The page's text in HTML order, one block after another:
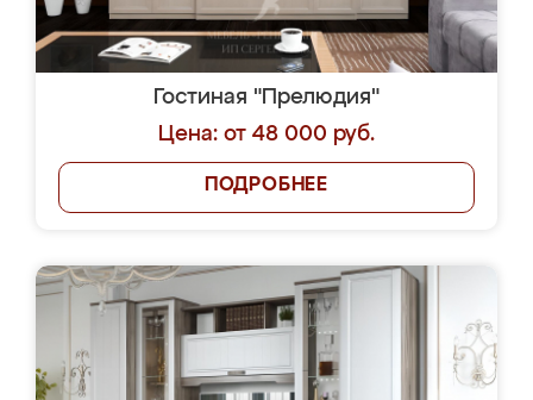
Гостиная "Прелюдия"
Цена: от 48 000 руб.
ПОДРОБНЕЕ